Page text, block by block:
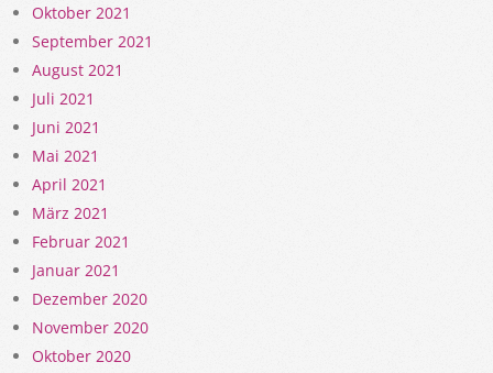
Oktober 2021
September 2021
August 2021
Juli 2021
Juni 2021
Mai 2021
April 2021
März 2021
Februar 2021
Januar 2021
Dezember 2020
November 2020
Oktober 2020